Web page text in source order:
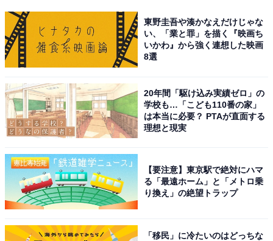
こちらもおすすめ
「想定が甘すぎ」セブン-イレブン、揚げ物半額
セールが“想定を上回る売れ行き”で売り切れ続
出「商品ほぼ無くて」
東野圭吾や湊かなえだけじゃな
い、「業と罪」を描く『映画ち
いかわ』から強く連想した映画
8選
20年間「駆け込み実績ゼロ」の
学校も…「こども110番の家」
は本当に必要？ PTAが直面する
理想と現実
【要注意】東京駅で絶対にハマ
る「最遠ホーム」と「メトロ乗
り換え」の絶望トラップ
「移民」に冷たいのはどっちな